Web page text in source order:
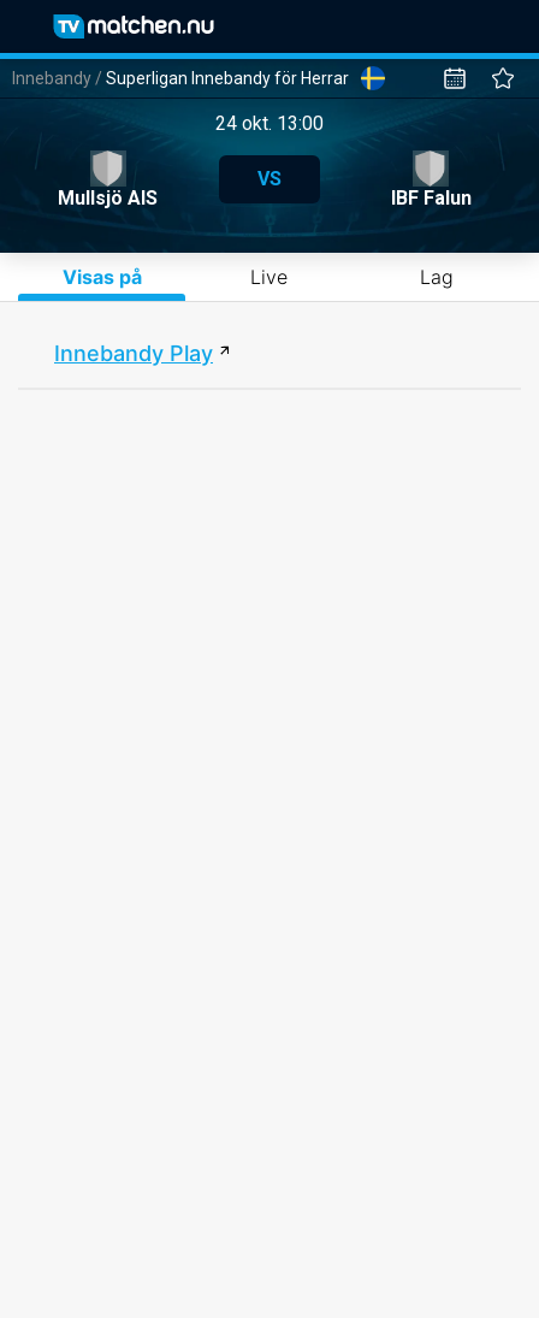
Innebandy /Superligan Innebandy för Herrar
24 okt. 13:00
Mullsjö AIS
VS
IBF Falun
Visas på Live Lag
Innebandy Play